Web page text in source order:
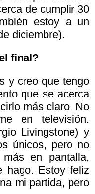
de cumplir 30
estoy a un
diciembre).
final?
y creo que tengo
que se acerca
más claro. No
en televisión.
Livingstone) y
únicos, pero no
en pantalla,
hago. Estoy feliz
mi partida, pero